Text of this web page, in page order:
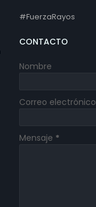
#FuerzaRayos
CONTACTO
Nombre
Correo electrónico
Mensaje *